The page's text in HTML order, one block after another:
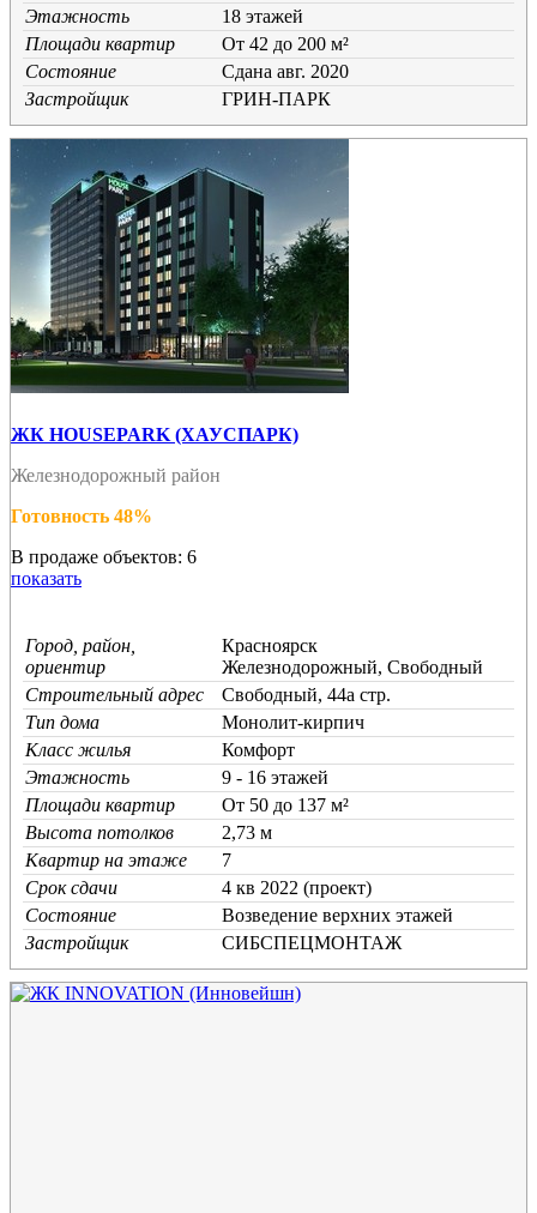
Этажность
18 этажей
Площади квартир
От 42 до 200 м²
Состояние
Cдана авг. 2020
Застройщик
ГРИН-ПАРК
ЖК HOUSEPARK (ХАУСПАРК)
Железнодорожный район
Готовность 48%
В продаже объектов: 6
показать
Город, район,
ориентир
Красноярск
Железнодорожный, Свободный
Строительный адрес
Свободный, 44а стр.
Тип дома
Монолит-кирпич
Класс жилья
Комфорт
Этажность
9 - 16 этажей
Площади квартир
От 50 до 137 м²
Высота потолков
2,73 м
Квартир на этаже
7
Срок сдачи
4 кв 2022 (проект)
Состояние
Возведение верхних этажей
Застройщик
СИБСПЕЦМОНТАЖ